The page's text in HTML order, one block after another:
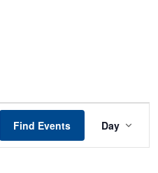
Find Events
Views
Day